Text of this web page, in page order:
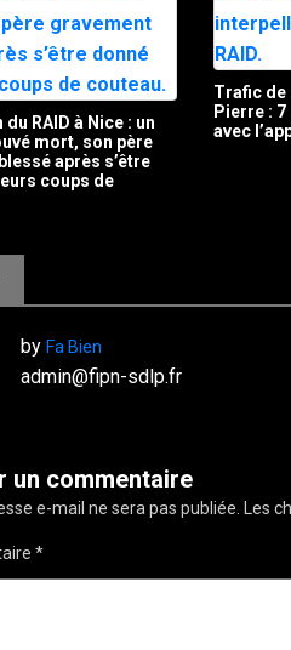
du RAID à Nice : un
mort, son père
après s’être
coups de
Trafic de
Pierre :
avec
by Fa Bien
admin@fipn-sdlp.fr
un commentaire
e-mail ne sera pas publiée. Les
*